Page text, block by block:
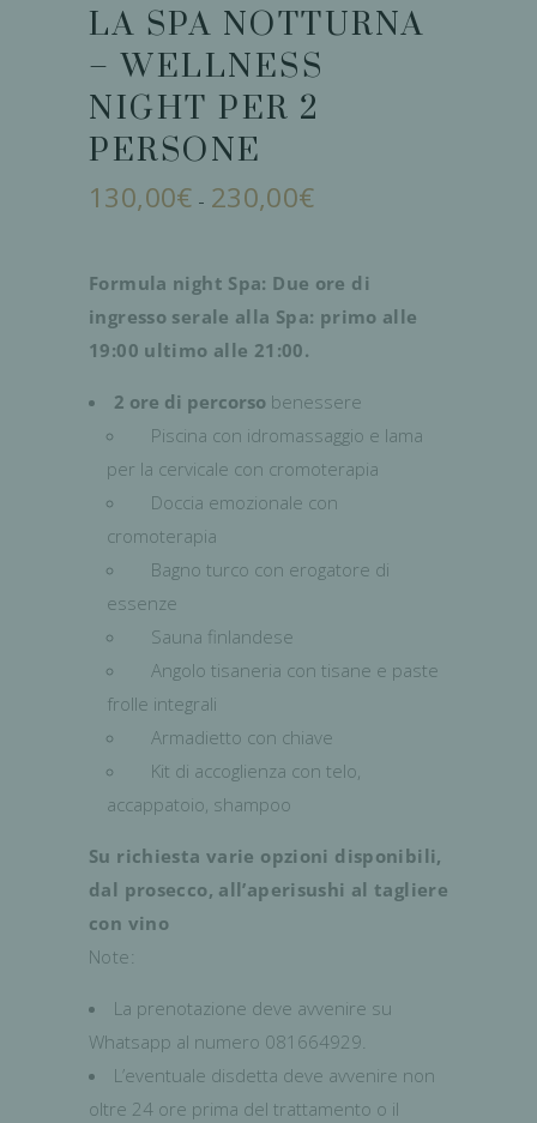
LA SPA NOTTURNA
– WELLNESS
NIGHT PER 2
PERSONE
130,00€ - 230,00€Fascia
di
a
Formula night Spa: Due ore di
ingresso serale alla Spa: primo alle
19:00 ultimo alle 21:00.
2 ore di percorso benessere
Piscina con idromassaggio e lama
per la cervicale con cromoterapia
Doccia emozionale con
cromoterapia
Bagno turco con erogatore di
essenze
Sauna finlandese
Angolo tisaneria con tisane e paste
frolle integrali
Armadietto con chiave
Kit di accoglienza con telo,
accappatoio, shampoo
Su richiesta varie opzioni disponibili,
dal prosecco, all’aperisushi al tagliere
con vino
Note:
La prenotazione deve avvenire su
Whatsapp al numero 081664929.
L’eventuale disdetta deve avvenire non
oltre 24 ore prima del trattamento o il